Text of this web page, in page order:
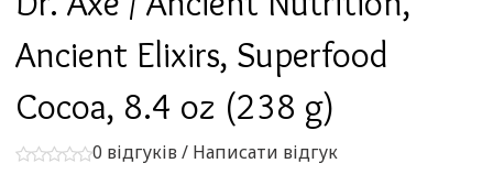
Ancient Elixirs, Superfood
Cocoa, 8.4 oz (238 g)
0 відгуків/ Написати відгук